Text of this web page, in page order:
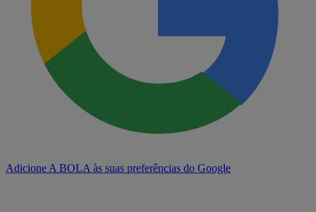
Adicione A BOLA às suas preferências do Google